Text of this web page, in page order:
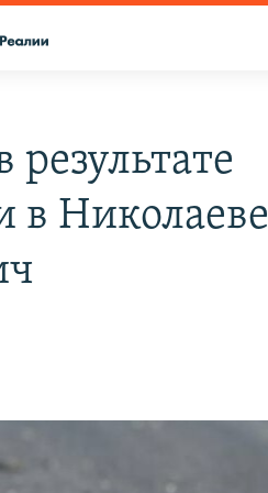
в Николаеве